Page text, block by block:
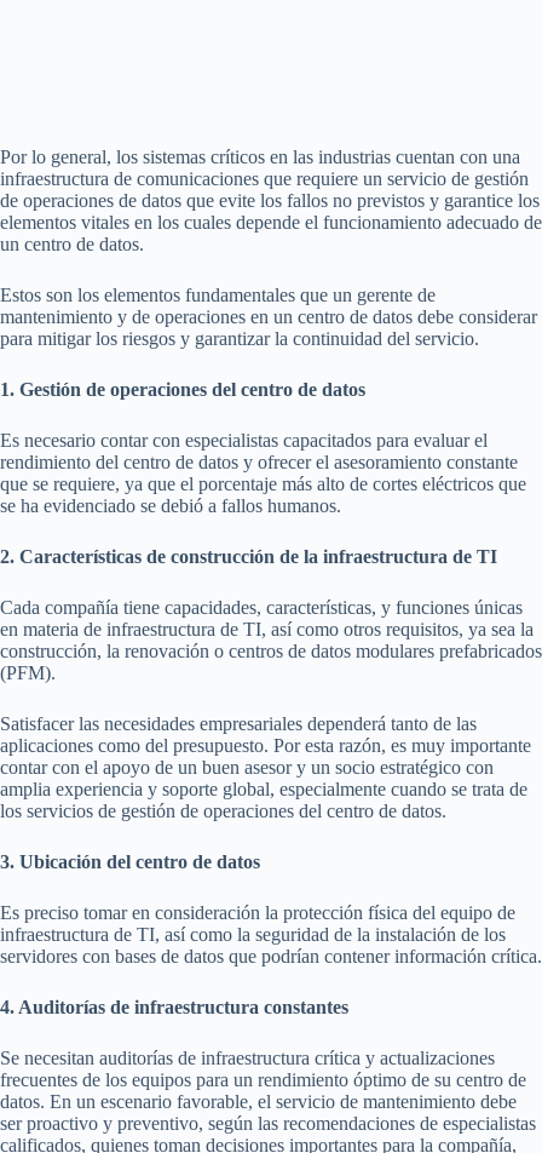
Por lo general, los sistemas críticos en las industrias cuentan con una
infraestructura de comunicaciones que requiere un servicio de gestión
de operaciones de datos que evite los fallos no previstos y garantice los
elementos vitales en los cuales depende el funcionamiento adecuado de
un centro de datos.
Estos son los elementos fundamentales que un gerente de
mantenimiento y de operaciones en un centro de datos debe considerar
para mitigar los riesgos y garantizar la continuidad del servicio.
1. Gestión de operaciones del centro de datos
Es necesario contar con especialistas capacitados para evaluar el
rendimiento del centro de datos y ofrecer el asesoramiento constante
que se requiere, ya que el porcentaje más alto de cortes eléctricos que
se ha evidenciado se debió a fallos humanos.
2. Características de construcción de la infraestructura de TI
Cada compañía tiene capacidades, características, y funciones únicas
en materia de infraestructura de TI, así como otros requisitos, ya sea la
construcción, la renovación o centros de datos modulares prefabricados
(PFM).
Satisfacer las necesidades empresariales dependerá tanto de las
aplicaciones como del presupuesto. Por esta razón, es muy importante
contar con el apoyo de un buen asesor y un socio estratégico con
amplia experiencia y soporte global, especialmente cuando se trata de
los servicios de gestión de operaciones del centro de datos.
3. Ubicación del centro de datos
Es preciso tomar en consideración la protección física del equipo de
infraestructura de TI, así como la seguridad de la instalación de los
servidores con bases de datos que podrían contener información crítica.
4. Auditorías de infraestructura constantes
Se necesitan auditorías de infraestructura crítica y actualizaciones
frecuentes de los equipos para un rendimiento óptimo de su centro de
datos. En un escenario favorable, el servicio de mantenimiento debe
ser proactivo y preventivo, según las recomendaciones de especialistas
calificados, quienes toman decisiones importantes para la compañía,